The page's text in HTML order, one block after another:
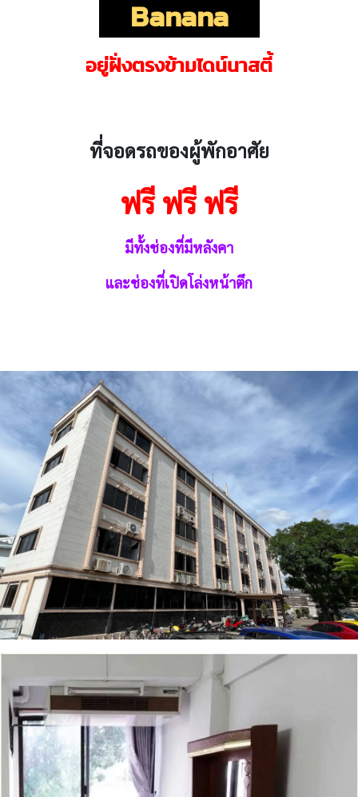
Banana
อยู่ฝั่งตรงข้ามไดน์นาสตี้
ที่จอดรถของผู้พักอาศัย
ฟรี ฟรี ฟรี
มีทั้งช่องที่มีหลังคา
และช่องที่เปิดโล่งหน้าตึก